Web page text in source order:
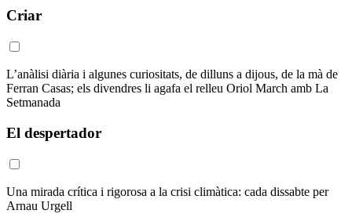
Criar
L’anàlisi diària i algunes curiositats, de dilluns a dijous, de la mà de
Ferran Casas; els divendres li agafa el relleu Oriol March amb La
Setmanada
El despertador
Una mirada crítica i rigorosa a la crisi climàtica: cada dissabte per
Arnau Urgell